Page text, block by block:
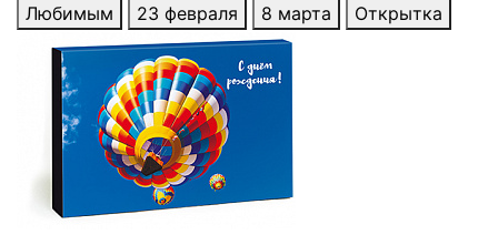
Любимым
23 февраля 8 марта Открытка